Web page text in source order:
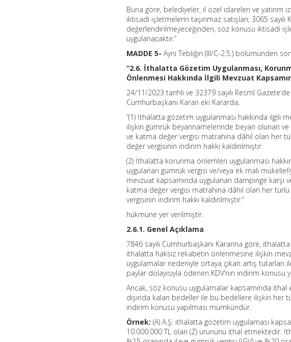
Buna göre, belediyeler, il özel idareleri ve yatırım
iktisadi işletmelerin taşınmaz satışları, 3065
değerlendirilmeyeceğinden, söz konusu iktisadi
uygulanacaktır.”
MADDE 5-Aynı Tebliğin (III/C-2.5.) bölümünden
“2.6. İthalatta Gözetim Uygulanması,
Önlenmesi Hakkında İlgili Mevzuat
24/11/2023 tarihli ve 32379 sayılı Resmî
Cumhurbaşkanı Kararı eki Kararda;
“(1) İthalatta gözetim uygulanması hakkında ilgili
ilişkin gümrük beyannamelerinde beyan olunan
ve katma değer vergisi matrahına dâhil olan her
değer vergisinin indirim hakkı kaldırılmıştır.
(2) İthalatta korunma önlemleri uygulanması
uygulanan gümrük vergisi ve/veya ek mali
mevzuat kapsamında uygulanan dampinge
katma değer vergisi matrahına dâhil olan her
vergisinin indirim hakkı kaldırılmıştır.”
hükmüne yer verilmiştir.
2.6.1. Genel Açıklama
7846 sayılı Cumhurbaşkanı Kararına göre,
ithalatta haksız rekabetin önlenmesine ilişkin
uygulamalar nedeniyle ortaya çıkan artış tutarları
paylar dolayısıyla ödenen KDV’nin indirim konusu
Ancak, söz konusu uygulamalar kapsamında
dışında kalan bedeller ile bu bedellere ilişkin her
indirim konusu yapılması mümkündür.
Örnek:(A) A.Ş. ithalatta gözetim uygulaması
10.000.000 TL olan (Z) ürününü ithal etmektedir.